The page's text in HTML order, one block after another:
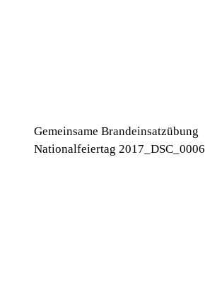
Gemeinsame Brandeinsatzübung
Nationalfeiertag 2017_DSC_0006